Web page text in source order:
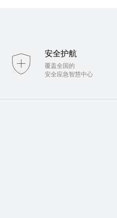
安全护航
覆盖全国的
安全应急智慧中心